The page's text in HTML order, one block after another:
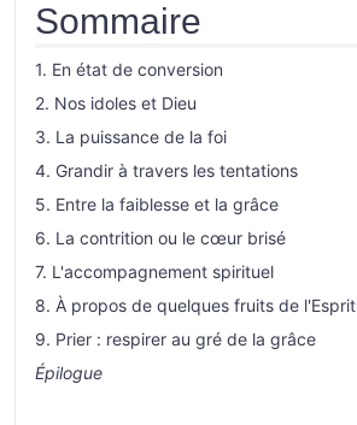
Sommaire
1. En état de conversion
2. Nos idoles et Dieu
3. La puissance de la foi
4. Grandir à travers les tentations
5. Entre la faiblesse et la grâce
6. La contrition ou le cœur brisé
7. L'accompagnement spirituel
8. À propos de quelques fruits de l'Esprit
9. Prier : respirer au gré de la grâce
Épilogue